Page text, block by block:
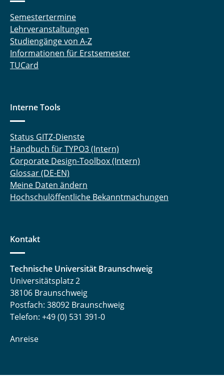
Semestertermine
Lehrveranstaltungen
Studiengänge von A-Z
Informationen für Erstsemester
TUCard
Interne Tools
Status GITZ-Dienste
Handbuch für TYPO3 (Intern)
Corporate Design-Toolbox (Intern)
Glossar (DE-EN)
Meine Daten ändern
Hochschulöffentliche Bekanntmachungen
Kontakt
Technische Universität Braunschweig
Universitätsplatz 2
38106 Braunschweig
Postfach: 38092 Braunschweig
Telefon: +49 (0) 531 391-0
Anreise